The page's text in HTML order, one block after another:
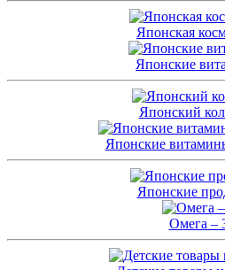
Японская
Японские
Японский
Японские
Японские
Омега –